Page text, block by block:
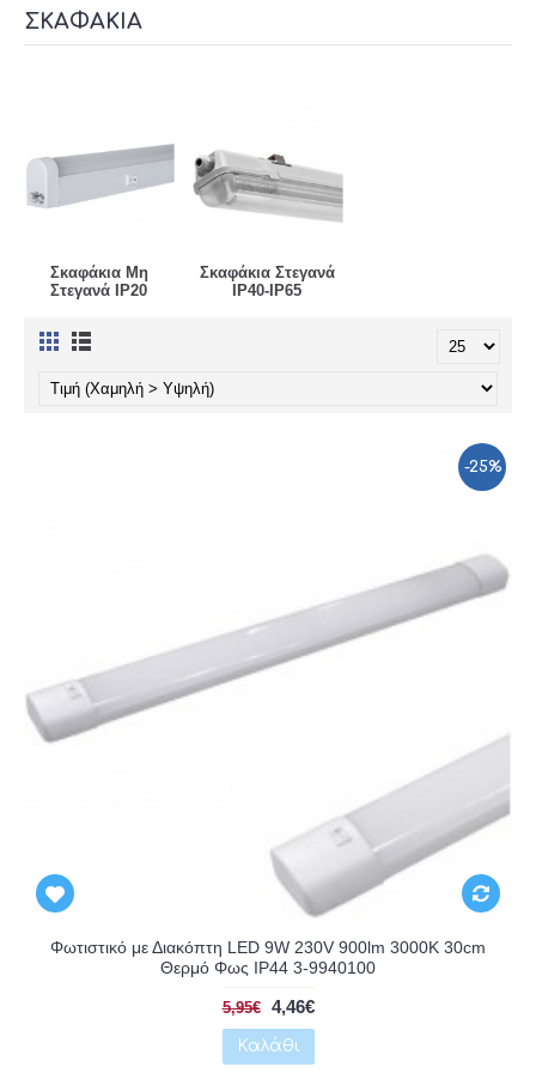
ΣΚΑΦΆΚΙΑ
Σκαφάκια Μη
Στεγανά IP20
Σκαφάκια Στεγανά
IP40-IP65
-25%
Φωτιστικό με Διακόπτη LED 9W 230V 900lm 3000K 30cm
Θερμό Φως IP44 3-9940100
5,95€ 4,46€
Καλάθι